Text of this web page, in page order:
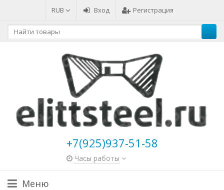
RUB Вход Регистрация
+7(925)937-51-58
Часы работы
Меню